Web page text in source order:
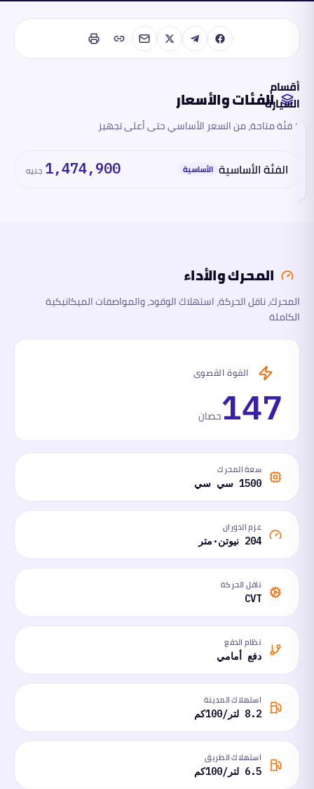
أقسام
السيارة
الفئات
هذا
القسم
الأبعاد
ما
لها
وما
عليها
الفئات والأسعار
1 فئة متاحة، من السعر الأساسي حتى أعلى تجهيز
الفئة الأساسية الأساسية 1,474,900 جنيه
المحرك والأداء
المحرك، ناقل الحركة، استهلاك الوقود، والمواصفات الميكانيكية
الكاملة
القوة القصوى
147حصان
سعة المحرك
1500 سي سي
عزم الدوران
204 نيوتن·متر
ناقل الحركة
CVT
نظام الدفع
دفع أمامي
استهلاك المدينة
8.2 لتر/100كم
استهلاك الطريق
6.5 لتر/100كم